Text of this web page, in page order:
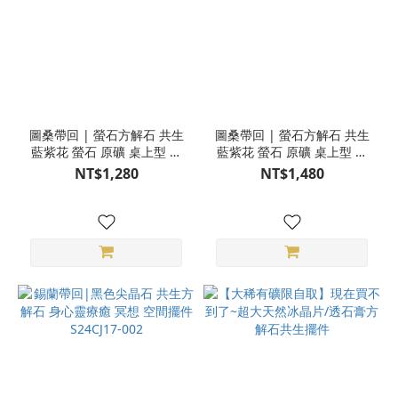
圖桑帶回 | 螢石方解石 共生
藍紫花 螢石 原礦 桌上型 風
水擺件 T240328-905
NT$1,280
圖桑帶回 | 螢石方解石 共生
藍紫花 螢石 原礦 桌上型 風
水擺件 T240328-902
NT$1,480